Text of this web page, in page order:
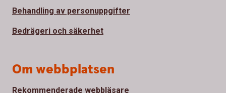
Behandling av personuppgifter
Bedrägeri och säkerhet
Om webbplatsen
Rekommenderade webbläsare